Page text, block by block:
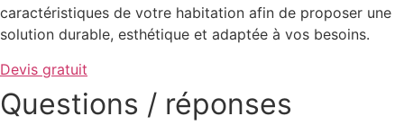
caractéristiques de votre habitation afin de proposer une
solution durable, esthétique et adaptée à vos besoins.
Devis gratuit
Questions / réponses